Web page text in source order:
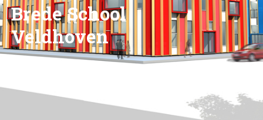
Brede School
Veldhoven